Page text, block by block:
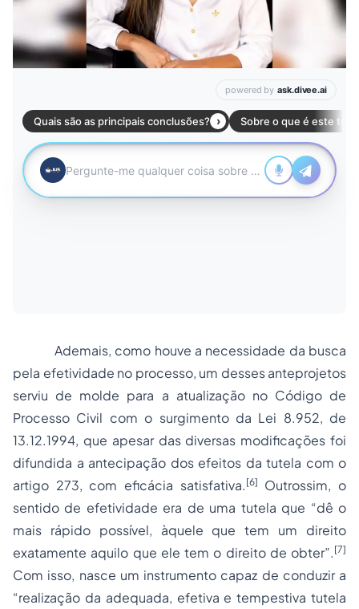
Ademais, como houve a necessidade da busca
pela efetividade no processo, um desses anteprojetos
serviu de molde para a atualização no Código de
Processo Civil com o surgimento da Lei 8.952, de
13.12.1994, que apesar das diversas modificações foi
difundida a antecipação dos efeitos da tutela com o
artigo 273, com eficácia satisfativa. [6]
Outrossim, o
sentido de efetividade era de uma tutela que “dê o
mais rápido possível, àquele que tem um direito
exatamente aquilo que ele tem o direito de obter”. [7]
Com isso, nasce um instrumento capaz de conduzir a
“realização da adequada, efetiva e tempestiva tutela